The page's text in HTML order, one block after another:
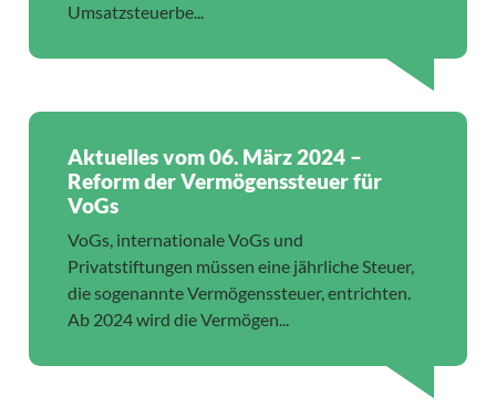
Umsatzsteuerbe...
Aktuelles vom 06. März 2024 –
Reform der Vermögenssteuer für
VoGs
VoGs, internationale VoGs und
Privatstiftungen müssen eine jährliche Steuer,
die sogenannte Vermögenssteuer, entrichten.
Ab 2024 wird die Vermögen...